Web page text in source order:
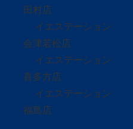
田村店
イエステーション
会津若松店
イエステーション
喜多方店
イエステーション
福島店